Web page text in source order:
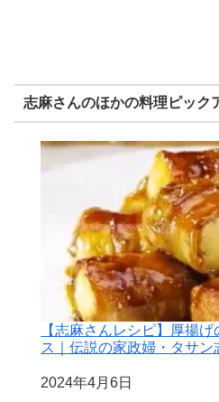
志麻さんのほかの料理ピック
【志麻さんレシピ】厚揚
ス｜伝説の家政婦・タサ
日付
2024年4月6日